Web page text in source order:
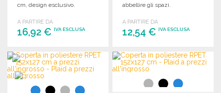
cm, design esclusivo.
A PARTIRE DA
16,92 € IVA ESCLUSA
ORDINARE
Richiedi un preventivo
abbellire gli spazi.
A PARTIRE DA
12,54 €IVA ESCLUSA
ORDINARE
Richiedi un preventivo